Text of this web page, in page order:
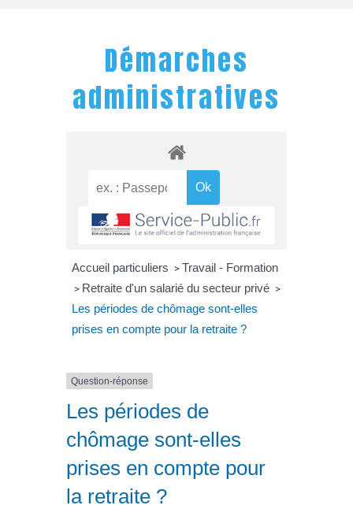
Démarches
administratives
Accueil particuliers > Travail - Formation
> Retraite d'un salarié du secteur privé >
Les périodes de chômage sont-elles
prises en compte pour la retraite ?
Question-réponse
Les périodes de
chômage sont-elles
prises en compte pour
la retraite ?